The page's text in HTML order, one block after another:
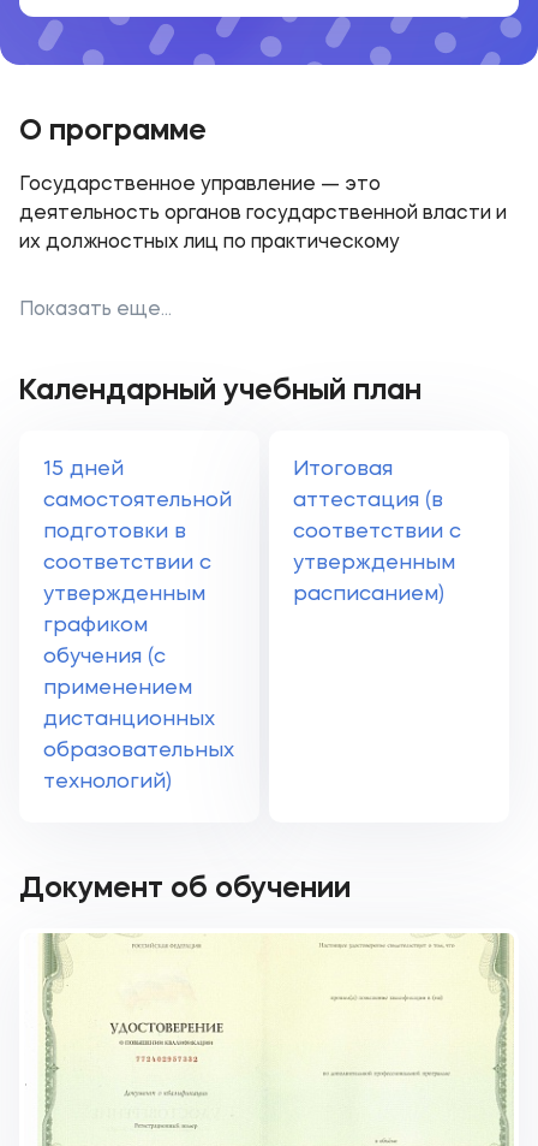
О программе
Государственное управление — это
деятельность органов государственной власти и
их должностных лиц по практическому
воплощению выработанного плана во благо
Показать еще...
Календарный учебный план
15 дней
самостоятельной
подготовки в
соответствии с
утвержденным
графиком
обучения (с
применением
дистанционных
образовательных
технологий)
Итоговая
аттестация (в
соответствии с
утвержденным
расписанием)
Документ об обучении